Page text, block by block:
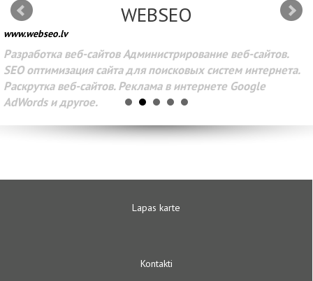
WEBSEO
www.webseo.lv
Разработка веб-сайтов Администрирование веб-сайтов.
SEO оптимизация сайта для поисковых систем интернета.
Раскрутка веб-сайтов. Реклама в интернете Google
AdWords и другое.
Lapas karte
Kontakti